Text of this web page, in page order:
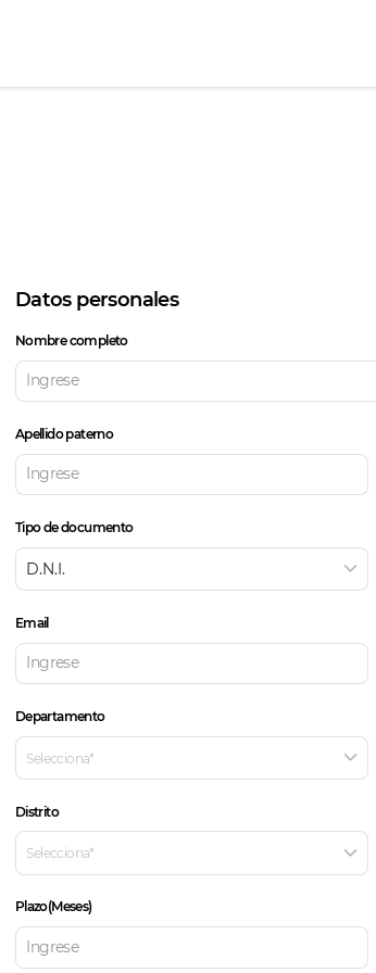
Datos personales
Nombre completo
Apellido paterno
Tipo de documento
D.N.I.
Email
Departamento
Selecciona*
Distrito
Selecciona*
Plazo(Meses)